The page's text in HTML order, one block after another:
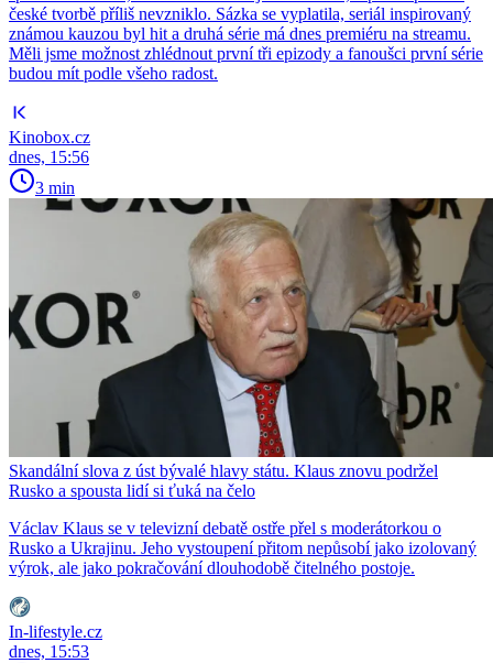
české tvorbě příliš nevzniklo. Sázka se vyplatila, seriál inspirovaný
známou kauzou byl hit a druhá série má dnes premiéru na streamu.
Měli jsme možnost zhlédnout první tři epizody a fanoušci první série
budou mít podle všeho radost.
Kinobox.cz
dnes, 15:56
3 min
Skandální slova z úst bývalé hlavy státu. Klaus znovu podržel
Rusko a spousta lidí si ťuká na čelo
Václav Klaus se v televizní debatě ostře přel s moderátorkou o
Rusko a Ukrajinu. Jeho vystoupení přitom nepůsobí jako izolovaný
výrok, ale jako pokračování dlouhodobě čitelného postoje.
In-lifestyle.cz
dnes, 15:53